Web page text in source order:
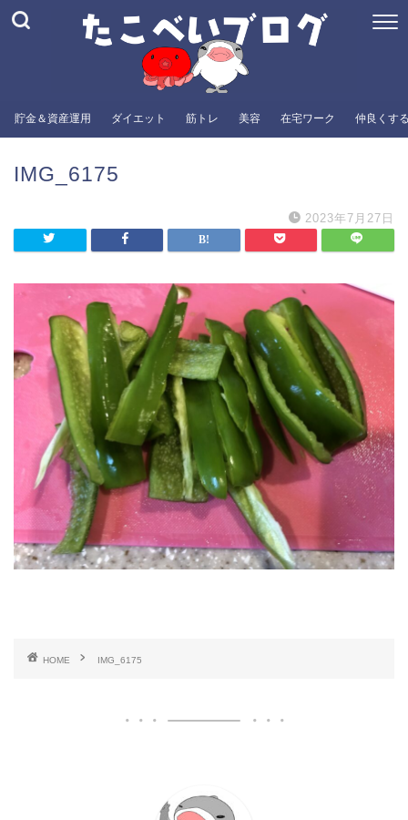
貯金＆資産運用 ダイエット 筋トレ 美容 在宅ワーク 仲良くす
IMG_6175
2023年7月27日
HOME IMG_6175